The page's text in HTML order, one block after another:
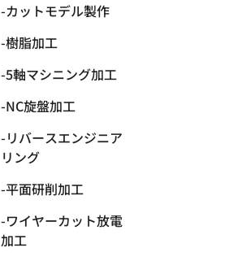
カットモデル製作
樹脂加工
5軸マシニング加工
NC旋盤加工
リバースエンジニア
リング
平面研削加工
ワイヤーカット放電
加工